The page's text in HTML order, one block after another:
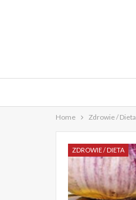
Home Zdrowie / Dieta
ZDROWIE / DIETA